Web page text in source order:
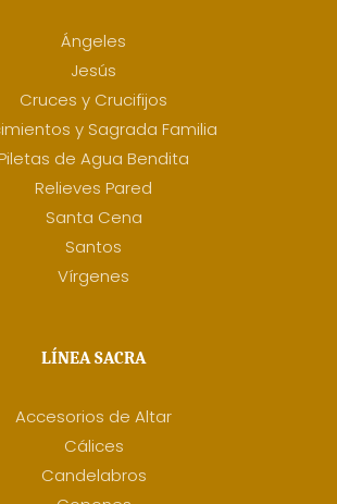
Ángeles
Jesús
Cruces y Crucifijos
y Sagrada Familia
de Agua Bendita
Relieves Pared
Santa Cena
Santos
Vírgenes
LÍNEA SACRA
Accesorios de Altar
Cálices
Candelabros